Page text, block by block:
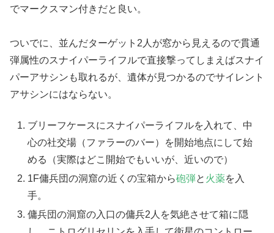
でマークスマン付きだと良い。
ついでに、並んだターゲット2人が窓から見えるので貫通
弾属性のスナイパーライフルで直接撃ってしまえばスナイ
パーアサシンも取れるが、遺体が見つかるのでサイレント
アサシンにはならない。
ブリーフケースにスナイパーライフルを入れて、中
心の社交場（ファラーのバー）を開始地点にして始
める（実際はどこ開始でもいいが、近いので）
1F傭兵団の洞窟の近くの宝箱から砲弾と 火薬を入
手。
傭兵団の洞窟の入口の傭兵2人を気絶させて箱に隠